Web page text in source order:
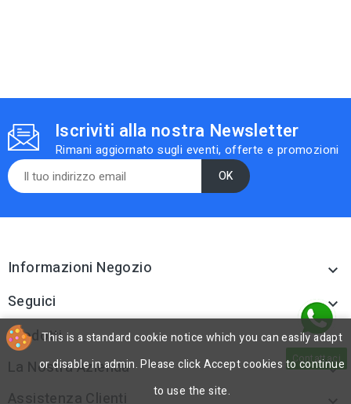
Iscriviti alla nostra Newsletter
Rimani aggiornato sugli eventi, offerte e promozioni
Informazioni Negozio 
Seguici 
Prodotti 
La Nostra Azienda 
Assistenza Clienti
This is a standard cookie notice which you can easily adapt
or disable in admin. Please click Accept cookies to continue
to use the site.
Contattaci